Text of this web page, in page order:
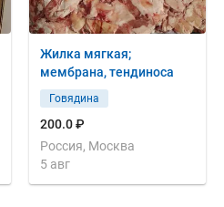
Жилка мягкая;
мембрана, тендиноса
Говядина
200.0 ₽
Россия, Москва
5 авг